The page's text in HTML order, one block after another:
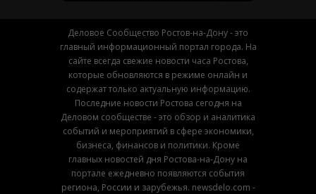
Деловое Сообщество Ростов-на-Дону - это
главный информационный портал города. На
сайте всегда свежие новости часа Ростова,
которые обновляются в режиме онлайн и
содержат только актуальную информацию.
Последние новости Ростова сегодня на
Деловом сообществе - это обзор и аналитика
событий и мероприятий в сфере экономики,
бизнеса, финансов и политики. Кроме
главных новостей дня Ростова-на-Дону на
портале ежедневно появляются события
региона, России и зарубежья. newsdelo.com -